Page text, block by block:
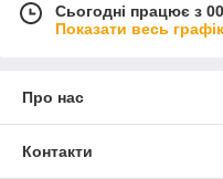
Сьогодні працює з
Показати весь
Про нас
Контакти